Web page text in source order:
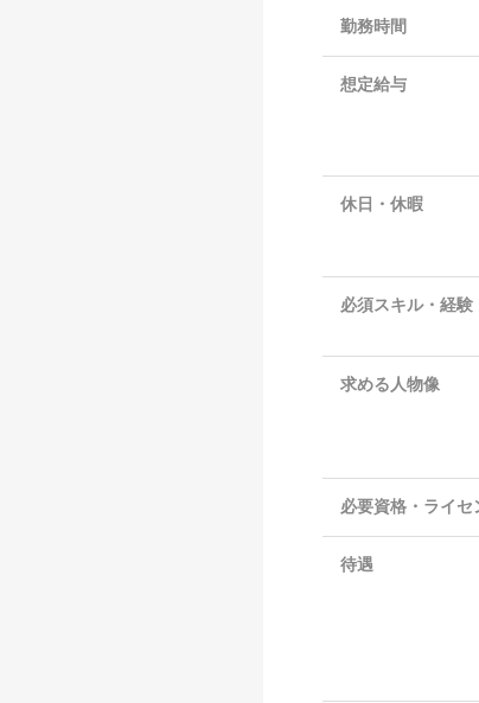
勤務時間
想定給与
休日・休暇
必須スキル・経験
求める人物像
必要資格・ライセ
待遇